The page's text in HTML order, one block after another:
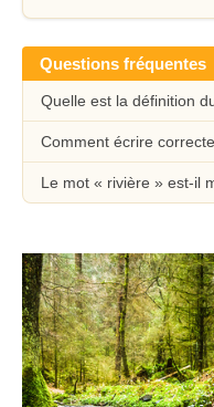
Questions fréquentes
Quelle est la définition
Comment écrire
Le mot « rivière » est-il